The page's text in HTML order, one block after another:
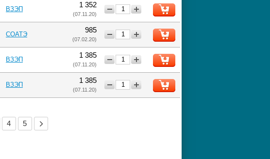
ВЗЭП
1 352
(07.11.20)
+
СОАТЭ
985
(07.02.20)
+
ВЗЭП
1 385
(07.11.20)
+
ВЗЭП
1 385
(07.11.20)
+
4 5